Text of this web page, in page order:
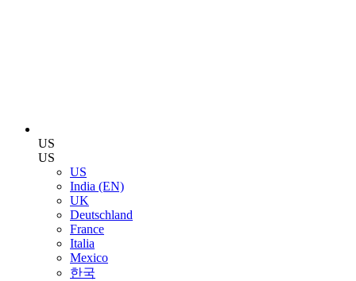
US
US
US
India (EN)
UK
Deutschland
France
Italia
Mexico
한국